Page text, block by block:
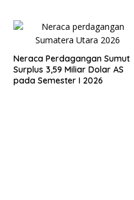
Neraca Perdagangan Sumut
Surplus 3,59 Miliar Dolar AS
pada Semester I 2026